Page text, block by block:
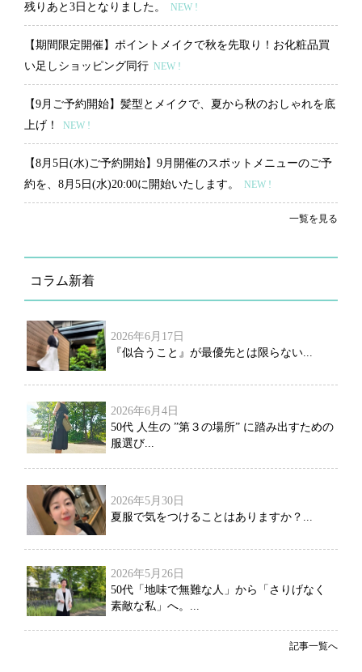
残りあと3日となりました。
NEW !
【期間限定開催】ポイントメイクで秋を先取り！お化粧品買
い足しショッピング同行 NEW !
【9月ご予約開始】髪型とメイクで、夏から秋のおしゃれを底
上げ！
NEW !
【8月5日(水)ご予約開始】9月開催のスポットメニューのご予
約を、8月5日(水)20:00に開始いたします。
NEW !
一覧を見る
コラム新着
2026年6月17日
『似合うこと』が最優先とは限らない...
2026年6月4日
50代 人生の ”第３の場所” に踏み出すための
服選び...
2026年5月30日
夏服で気をつけることはありますか？...
2026年5月26日
50代「地味で無難な人」から「さりげなく
素敵な私」へ。...
記事一覧へ